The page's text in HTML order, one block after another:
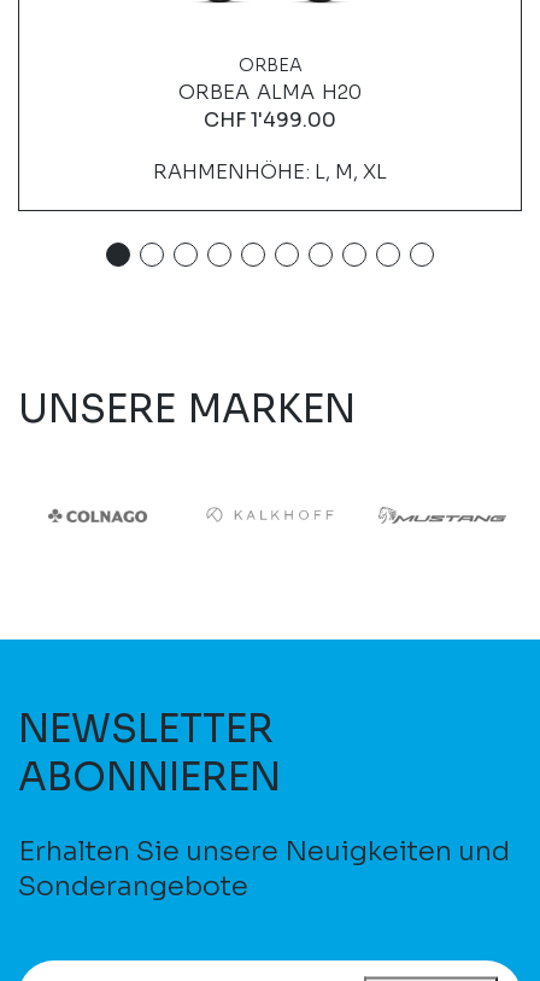
ORBEA
ORBEA ALMA H20
CHF1'499.00
RAHMENHÖHE: L, M, XL
UNSERE MARKEN
NEWSLETTER
ABONNIEREN
Erhalten Sie unsere Neuigkeiten und
Sonderangebote